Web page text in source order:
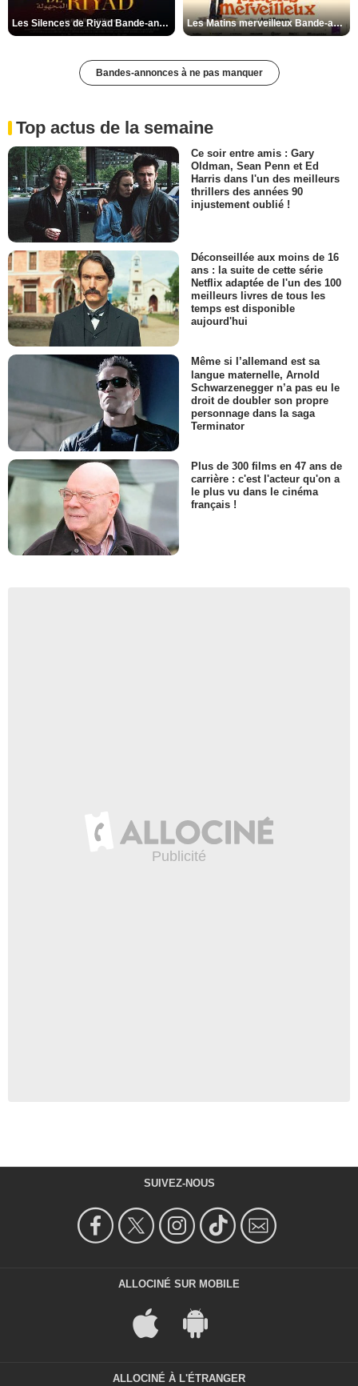
Les Silences de Riyad Bande-annonce VO STFR Les Matins merveilleux Bande-annonce VF
Bandes-annonces à ne pas manquer
Top actus de la semaine
Ce soir entre amis : Gary
Oldman, Sean Penn et Ed
Harris dans l'un des meilleurs
thrillers des années 90
injustement oublié !
Déconseillée aux moins de 16
ans : la suite de cette série
Netflix adaptée de l'un des 100
meilleurs livres de tous les
temps est disponible
aujourd'hui
Même si l’allemand est sa
langue maternelle, Arnold
Schwarzenegger n’a pas eu le
droit de doubler son propre
personnage dans la saga
Terminator
Plus de 300 films en 47 ans de
carrière : c'est l'acteur qu'on a
le plus vu dans le cinéma
français !
SUIVEZ-NOUS
ALLOCINÉ SUR MOBILE
ALLOCINÉ À L'ÉTRANGER